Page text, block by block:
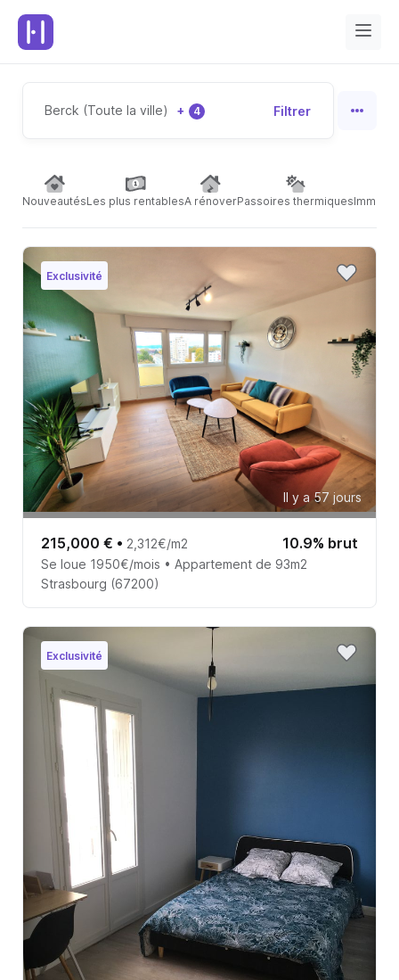
Berck (Toute la ville) + 4 Filtrer
NouveautésLes plus rentablesA rénoverPassoires thermiques
Exclusivité
Il y a 57 jours
215,000 € • 2,312€/m2 10.9% brut
Se loue 1950€/mois • Appartement de 93m2
Strasbourg (67200)
Exclusivité